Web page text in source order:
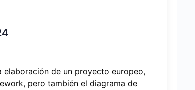
elaboración de un proyecto europeo,
pero también el diagrama de